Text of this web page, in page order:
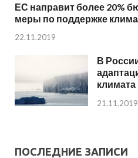
ЕС направит более 20%
меры по поддержке
22.11.2019
В
климата
21.11.2019
ПОСЛЕДНИЕ ЗАПИСИ